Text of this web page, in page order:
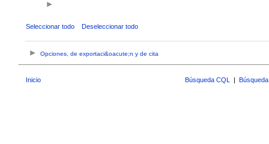
Seleccionar todo Deseleccionar todo
Opciones, de exportaci&oacute;n y de cita
Inicio Búsqueda CQL |